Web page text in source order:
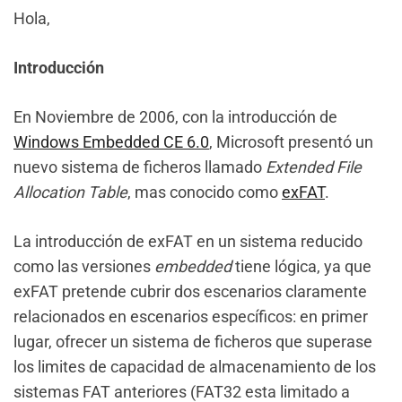
Hola,
Introducción
En Noviembre de 2006, con la introducción de
Windows Embedded CE 6.0, Microsoft presentó un
nuevo sistema de ficheros llamado Extended File
Allocation Table, mas conocido comoexFAT.
La introducción de exFAT en un sistema reducido
como las versiones embeddedtiene lógica, ya que
exFAT pretende cubrir dos escenarios claramente
relacionados en escenarios específicos: en primer
lugar, ofrecer un sistema de ficheros que superase
los limites de capacidad de almacenamiento de los
sistemas FAT anteriores (FAT32 esta limitado a